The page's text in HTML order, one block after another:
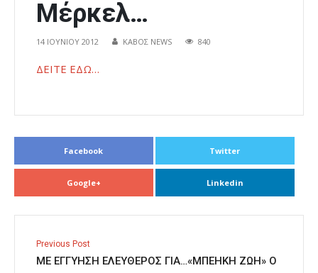
Μέρκελ…
14 ΙΟΥΝΊΟΥ 2012 ΚΑΒΟΣ NEWS 840
ΔΕΙΤΕ ΕΔΩ…
Facebook Twitter
Google+ Linkedin
Previous Post
ΜΕ ΕΓΓΥΗΣΗ ΕΛΕΥΘΕΡΟΣ ΓΙΑ…«ΜΠΕΗΚΗ ΖΩΗ» Ο